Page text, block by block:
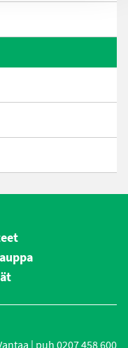
| puh 0207 458 600